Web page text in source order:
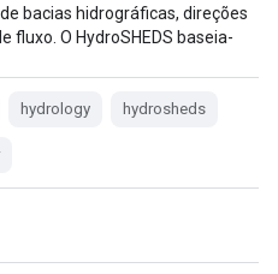
bacias hidrográficas, direções
fluxo. O HydroSHEDS baseia-
hydrology hydrosheds